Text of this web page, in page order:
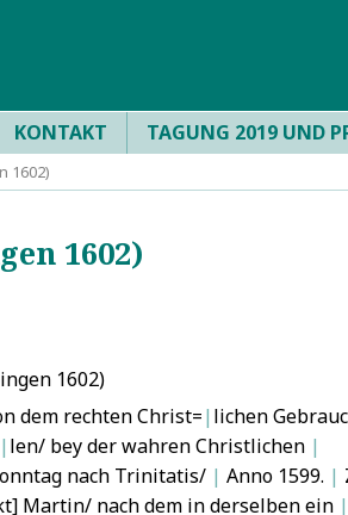
KONTAKT TAGUNG 2019 UND
1602)
1602)
1602)
dem rechten Christ=| lichen
| len/ bey der wahren Christlichen |
nach Trinitatis/ | Anno 1599. |
Martin/ nach dem in derselben ein |